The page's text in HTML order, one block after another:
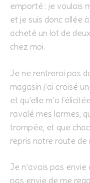
emporté : je voulais
et je suis donc allée
acheté un lot de
chez moi.
Je ne rentrerai pas
magasin j’ai croisé
et qu’elle m’a
ravalé mes larmes,
trompée, et que
repris notre route de
Je n’avais pas
pas envie de me